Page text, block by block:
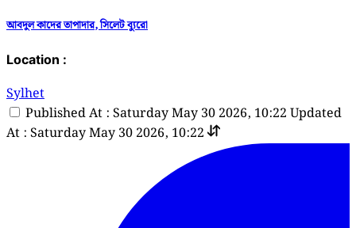
আবদুল কাদের তাপাদার, সিলেট ব্যুরো
Location :
Sylhet
Published At : Saturday May 30 2026, 10:22 Updated
At : Saturday May 30 2026, 10:22